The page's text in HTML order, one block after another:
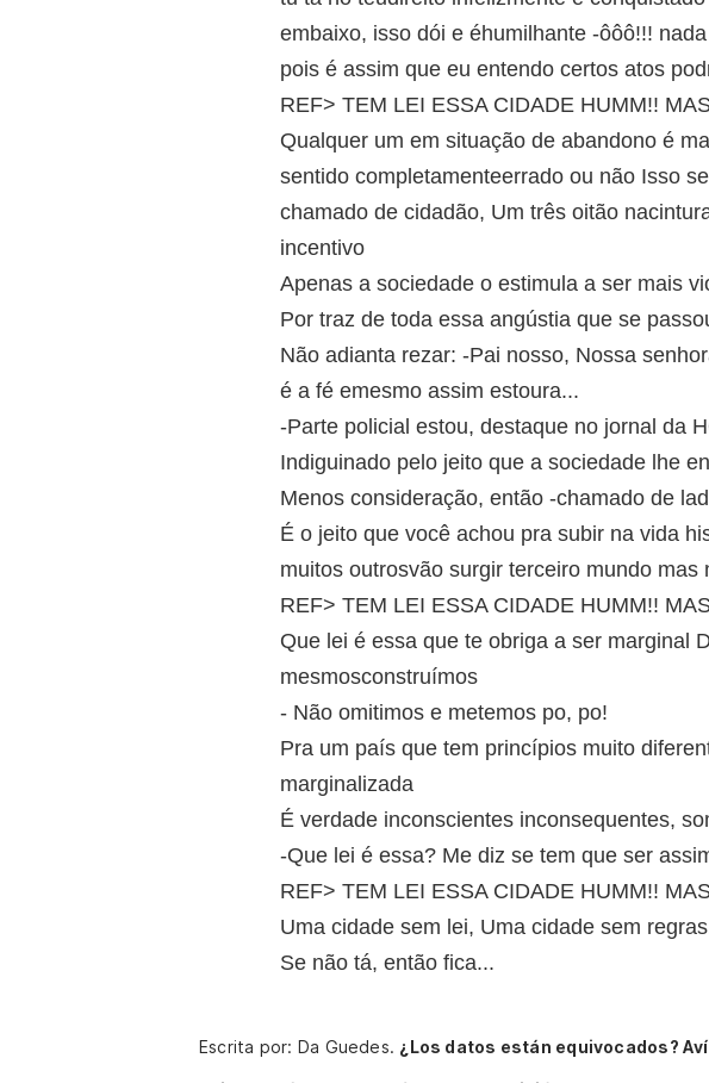
embaixo, isso dói e éhumilhante -ôôô!!!
pois é assim que eu entendo certos atos
REF> TEM LEI ESSA CIDADE HUMM!!
Qualquer um em situação de abandono é
sentido completamenteerrado ou não Isso
chamado de cidadão, Um três oitão
incentivo
Apenas a sociedade o estimula a ser mais
Por traz de toda essa angústia que se
Não adianta rezar: -Pai nosso, Nossa
é a fé emesmo assim estoura...
-Parte policial estou, destaque no jornal da
Indiguinado pelo jeito que a sociedade lhe
Menos consideração, então -chamado de
É o jeito que você achou pra subir na vida
muitos outrosvão surgir terceiro mundo mas
REF> TEM LEI ESSA CIDADE HUMM!!
Que lei é essa que te obriga a ser marginal
mesmosconstruímos
- Não omitimos e metemos po, po!
Pra um país que tem princípios muito
marginalizada
É verdade inconscientes inconsequentes,
-Que lei é essa? Me diz se tem que ser
REF> TEM LEI ESSA CIDADE HUMM!!
Uma cidade sem lei, Uma cidade sem
Se não tá, então fica...
Escrita por: Da Guedes. ¿Los datos están equivocados?